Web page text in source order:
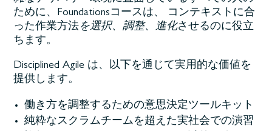
ために、Foundationsコースは、 コンテキストに合
った作業方法を選択、調整、進化させるのに役立
ちます。
Disciplined Agile は、以下を通じて実用的な価値を
提供します。
働き方を調整するための意思決定ツールキット
純粋なスクラムチームを超えた実社会での演習